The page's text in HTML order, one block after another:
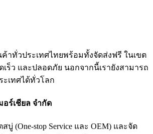
ค้าทั่วประเทศไทยพร้อมทั้งจัดส่งฟรี ในเขต
เร็ว และปลอดภัย นอกจากนี้เรายังสามารถ
ะเทศได้ทั่วโลก
ร์เชียล จำกัด
บู่ (One-stop Service และ OEM) และจัด